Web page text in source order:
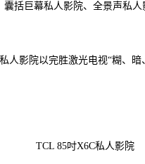
囊括巨幕私人影院、全景声私
人影院以完胜激光电视“糊、
TCL 85吋X6C私人影院